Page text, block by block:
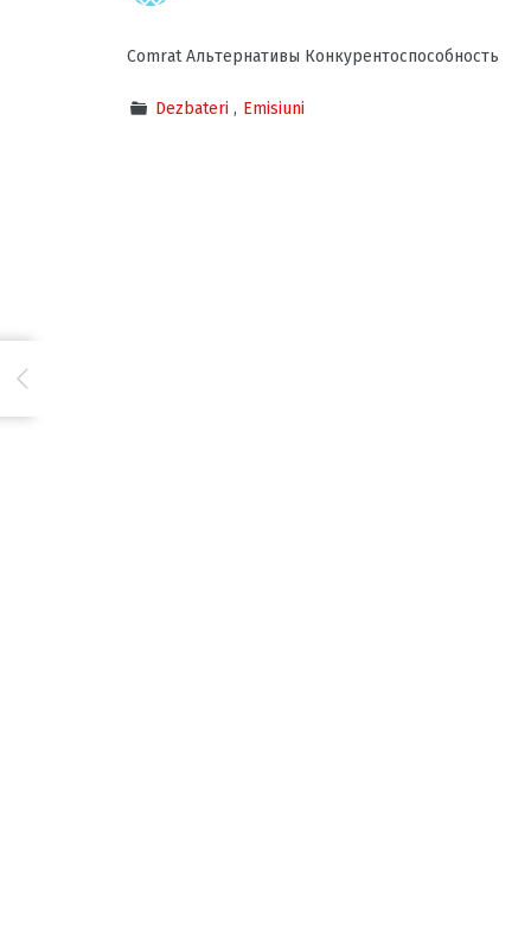
Comrat Альтернативы Конкурентоспособность
Dezbateri Emisiuni